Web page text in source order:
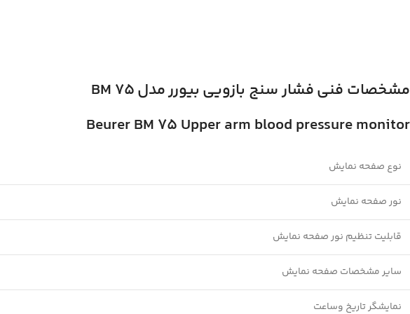
مشخصات فنیفشار سنج بازویی بیوررمدل BM 75
Beurer BM 75 Upper arm blood pressure monitor
نوع صفحه نمایش
نور صفحه نمایش
قابلیت تنظیم نور صفحه نمایش
سایر مشخصات صفحه نمایش
نمایشگر تاریخ وساعت